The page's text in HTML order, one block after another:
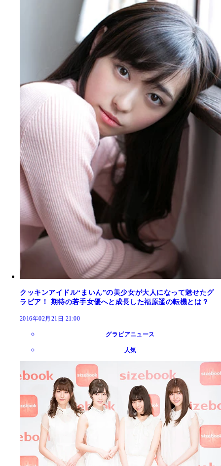
クッキンアイドル“まいん”の美少女が大人になって魅せたグ
ラビア！ 期待の若手女優へと成長した福原遥の転機とは？
2016年02月21日 21:00
グラビアニュース
人気